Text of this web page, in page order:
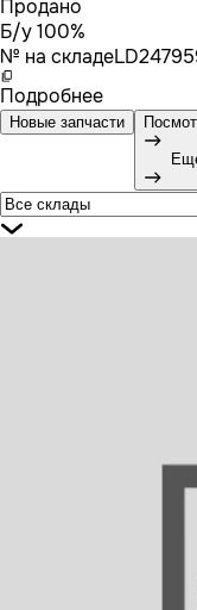
Продано
Б/у 100%
№ на складе
Подробнее
Новые запчасти